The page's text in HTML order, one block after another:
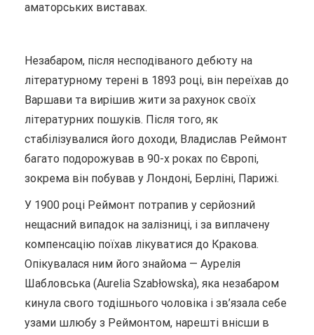
аматорських виставах.
Незабаром, після несподіваного дебюту на
літературному терені в 1893 році, він переїхав до
Варшави та вирішив жити за рахунок своїх
літературних пошуків. Після того, як
стабілізувалися його доходи, Владислав Реймонт
багато подорожував в 90-х роках по Європі,
зокрема він побував у Лондоні, Берліні, Парижі.
У 1900 році Реймонт потрапив у серйозний
нещасний випадок на залізниці, і за виплачену
компенсацію поїхав лікуватися до Кракова.
Опікувалася ним його знайома — Аурелія
Шабловська (Aurelia Szabłowska), яка незабаром
кинула свого тодішнього чоловіка і зв’язала себе
узами шлюбу з Реймонтом, нарешті внісши в